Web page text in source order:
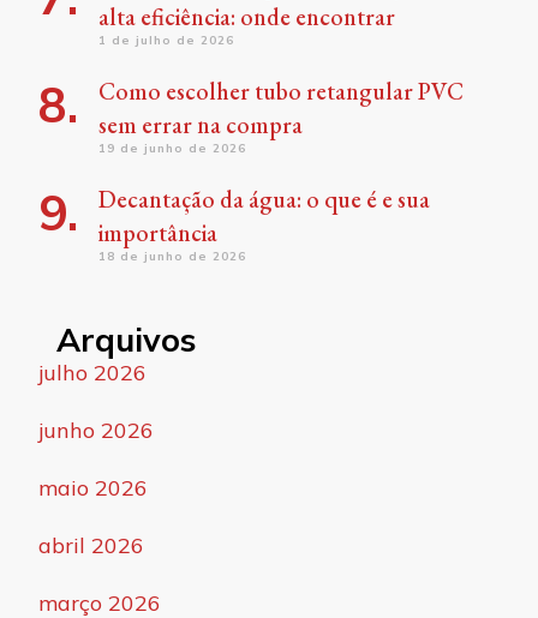
alta eficiência: onde encontrar
1 de julho de 2026
Como escolher tubo retangular PVC
sem errar na compra
19 de junho de 2026
Decantação da água: o que é e sua
importância
18 de junho de 2026
Arquivos
julho 2026
junho 2026
maio 2026
abril 2026
março 2026